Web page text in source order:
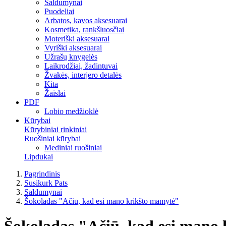
Saldumynai
Puodeliai
Arbatos, kavos aksesuarai
Kosmetika, rankšluosčiai
Moteriški aksesuarai
Vyriški aksesuarai
Užrašų knygelės
Laikrodžiai, žadintuvai
Žvakės, interjero detalės
Kita
Žaislai
PDF
Lobio medžioklė
Kūrybai
Kūrybiniai rinkiniai
Ruošiniai kūrybai
Mediniai ruošiniai
Lipdukai
Pagrindinis
Susikurk Pats
Saldumynai
Šokoladas "Ačiū, kad esi mano krikšto mamytė"